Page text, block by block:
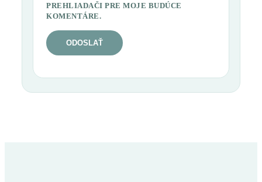
PREHLIADAČI PRE MOJE BUDÚCE
KOMENTÁRE.